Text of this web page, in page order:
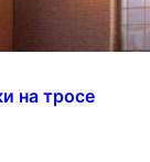
на тросе